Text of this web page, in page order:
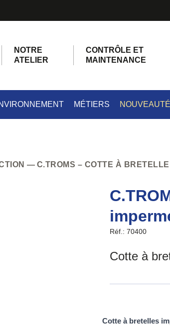
NOTRE
ATELIER
CONTRÔLE ET
MAINTENANCE
MÉTIERS
C.TROMS – COTTE À
Réf.: 70400
Cotte à
Cotte à bretelles